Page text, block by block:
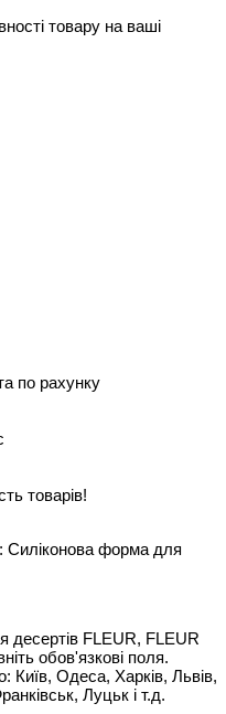
товару на ваші
по рахунку
товарів!
Силіконова форма для
десертів FLEUR, FLEUR
обов'язкові поля.
Київ, Одеса, Харків, Львів,
Луцьк і т.д.